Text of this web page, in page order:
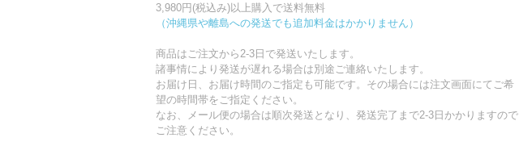
3,980円(税込み)以上購入で送料無料
（沖縄県や離島への発送でも追加料金はかかりません）
商品はご注文から2-3日で発送いたします。
諸事情により発送が遅れる場合は別途ご連絡いたします。
お届け日、お届け時間のご指定も可能です。その場合には注文画面にてご希
望の時間帯をご指定ください。
なお、メール便の場合は順次発送となり、発送完了まで2-3日かかりますので
ご注意ください。